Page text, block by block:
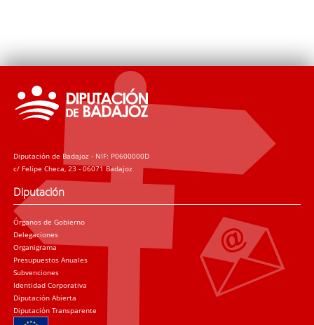
Diputación de Badajoz - NIF: P0600000D
c/ Felipe Checa, 23 - 06071 Badajoz
Diputación
Órganos de Gobierno
Delegaciones
Organigrama
Presupuestos Anuales
Subvenciones
Identidad Corporativa
Diputación Abierta
Diputación Transparente